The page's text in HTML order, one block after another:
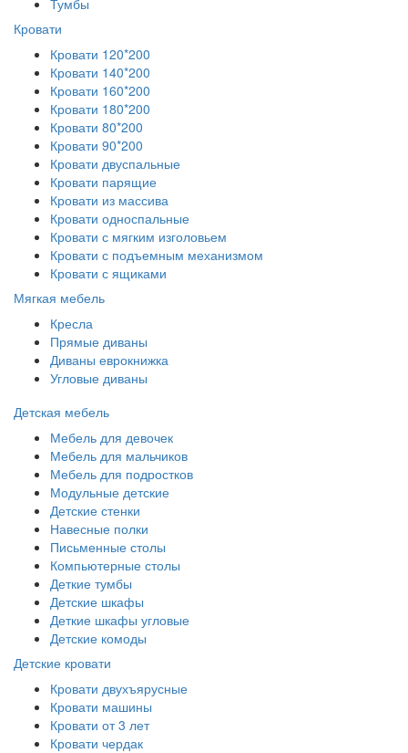
Кровати
Кровати 120*200
Кровати 140*200
Кровати 160*200
Кровати 180*200
Кровати 80*200
Кровати 90*200
Кровати двуспальные
Кровати парящие
Кровати из массива
Кровати односпальные
Кровати с мягким изголовьем
Кровати с подъемным механизмом
Кровати с ящиками
Мягкая мебель
Кресла
Прямые диваны
Диваны еврокнижка
Угловые диваны
Детская мебель
Мебель для девочек
Мебель для мальчиков
Мебель для подростков
Модульные детские
Детские стенки
Навесные полки
Письменные столы
Компьютерные столы
Деткие тумбы
Детские шкафы
Деткие шкафы угловые
Детские комоды
Детские кровати
Кровати двухъярусные
Кровати машины
Кровати от 3 лет
Кровати чердак